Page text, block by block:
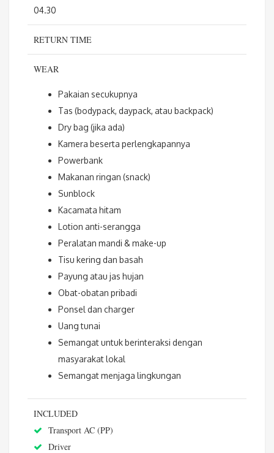
04.30
RETURN TIME
WEAR
Pakaian secukupnya
Tas (bodypack, daypack, atau backpack)
Dry bag (jika ada)
Kamera beserta perlengkapannya
Powerbank
Makanan ringan (snack)
Sunblock
Kacamata hitam
Lotion anti-serangga
Peralatan mandi & make-up
Tisu kering dan basah
Payung atau jas hujan
Obat-obatan pribadi
Ponsel dan charger
Uang tunai
Semangat untuk berinteraksi dengan
masyarakat lokal
Semangat menjaga lingkungan
INCLUDED
Transport AC (PP)
Driver